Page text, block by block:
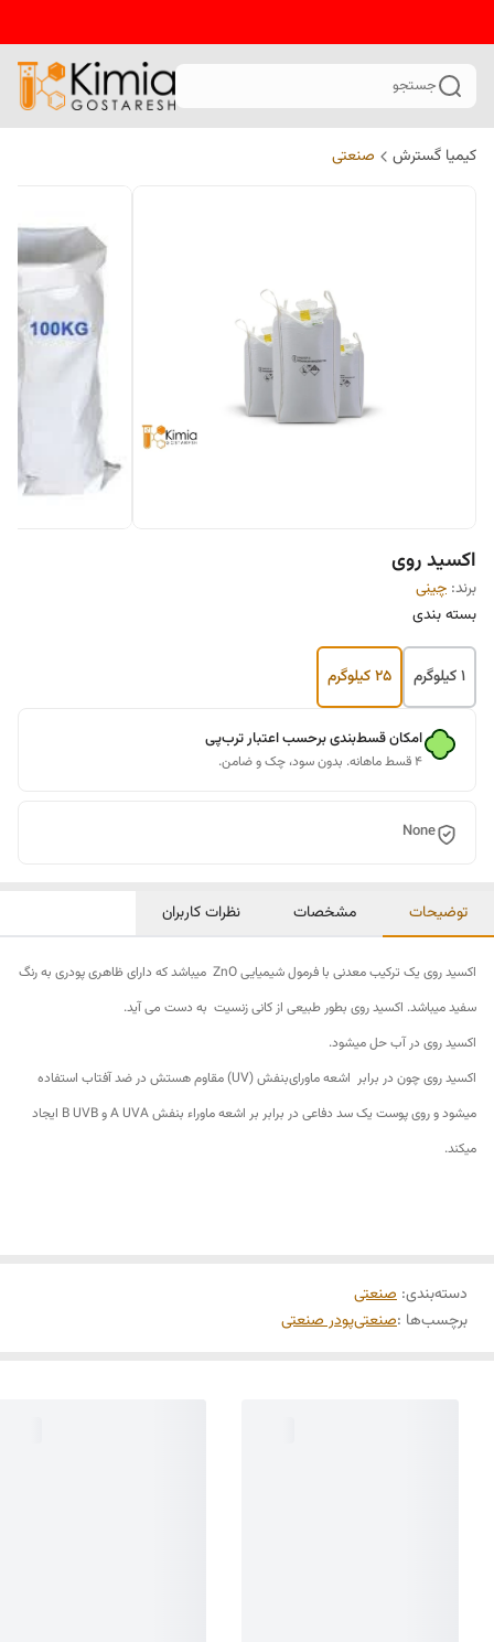
جستجو
کیمیا گسترش صنعتی
اکسید روی
برند: چینی
بسته بندی
1 کیلوگرم 25 کیلوگرم
امکان قسط‌بندی برحسب اعتبار ترب‌پی
۴ قسط ماهانه. بدون سود، چک و ضامن.
None
توضیحات مشخصات نظرات کاربران
اکسید روی یک ترکیب معدنی با فرمول شیمیایی ZnO میباشد که دارای ظاهری پودری به رنگ
سفید میباشد. اکسید روی بطور طبیعی از کانی زنسیت به دست می آید.
اکسید روی در آب حل میشود.
اکسید روی چون در برابر اشعه ماورای‌بنفش (UV) مقاوم هستش در ضد آفتاب استفاده
میشود و روی پوست یک سد دفاعی در برابر بر اشعه ماوراء بنفش A UVA و B UVB ایجاد
میکند.
دسته‌بندی: صنعتی
برچسب‌ها :صنعتیپودر صنعتی